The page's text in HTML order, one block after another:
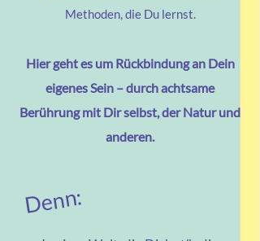
Methoden, die Du lernst.
Hier geht es um Rückbindung an Dein
eigenes Sein – durch achtsame
Berührung mit Dir selbst, der Natur und
anderen.
Denn: